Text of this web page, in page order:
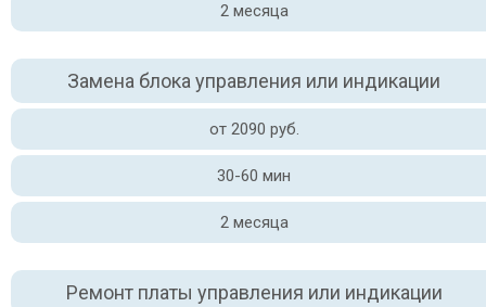
2 месяца
Замена блока управления или индикации
от 2090 руб.
30-60 мин
2 месяца
Ремонт платы управления или индикации